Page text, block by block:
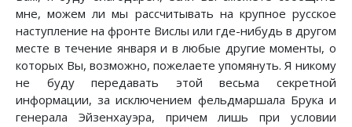
мне, можем ли мы рассчитывать на крупное русское
наступление на фронте Вислы или где-нибудь в другом
месте в течение января и в любые другие моменты, о
которых Вы, возможно, пожелаете упомянуть. Я никому
не буду передавать этой весьма секретной
информации, за исключением фельдмаршала Брука и
генерала Эйзенхауэра, причем лишь при условии